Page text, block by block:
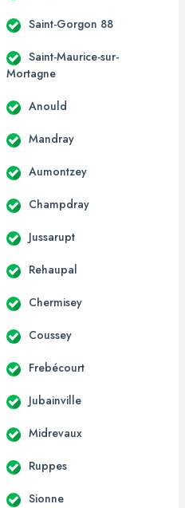
Saint-Gorgon 88
Saint-Maurice-sur-
Mortagne
Anould
Mandray
Aumontzey
Champdray
Jussarupt
Rehaupal
Chermisey
Coussey
Frebécourt
Jubainville
Midrevaux
Ruppes
Sionne